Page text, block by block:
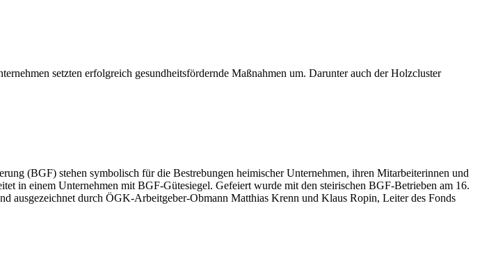
setzten erfolgreich gesundheitsfördernde Maßnahmen um. Darunter auch der Holzcluster
(BGF) stehen symbolisch für die Bestrebungen heimischer Unternehmen, ihren Mitarbeiterinnen und
in einem Unternehmen mit BGF-Gütesiegel. Gefeiert wurde mit den steirischen BGF-Betrieben am 16.
ausgezeichnet durch ÖGK-Arbeitgeber-Obmann Matthias Krenn und Klaus Ropin, Leiter des Fonds